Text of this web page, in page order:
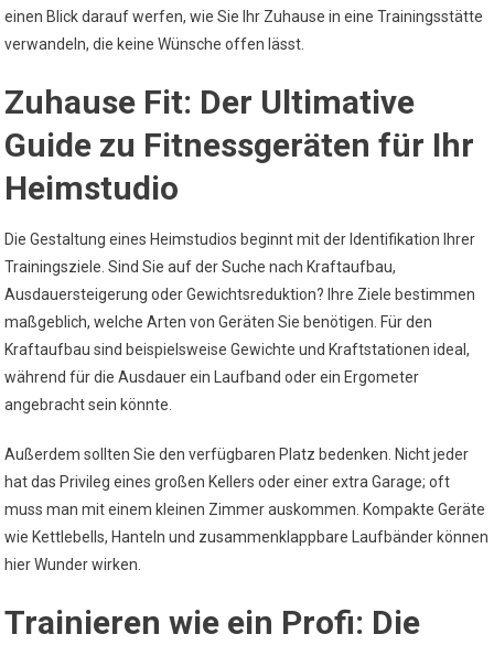
einen Blick darauf werfen, wie Sie Ihr Zuhause in eine Trainingsstätte
verwandeln, die keine Wünsche offen lässt.
Zuhause Fit: Der Ultimative
Guide zu Fitnessgeräten für Ihr
Heimstudio
Die Gestaltung eines Heimstudios beginnt mit der Identifikation Ihrer
Trainingsziele. Sind Sie auf der Suche nach Kraftaufbau,
Ausdauersteigerung oder Gewichtsreduktion? Ihre Ziele bestimmen
maßgeblich, welche Arten von Geräten Sie benötigen. Für den
Kraftaufbau sind beispielsweise Gewichte und Kraftstationen ideal,
während für die Ausdauer ein Laufband oder ein Ergometer
angebracht sein könnte.
Außerdem sollten Sie den verfügbaren Platz bedenken. Nicht jeder
hat das Privileg eines großen Kellers oder einer extra Garage; oft
muss man mit einem kleinen Zimmer auskommen. Kompakte Geräte
wie Kettlebells, Hanteln und zusammenklappbare Laufbänder können
hier Wunder wirken.
Trainieren wie ein Profi: Die